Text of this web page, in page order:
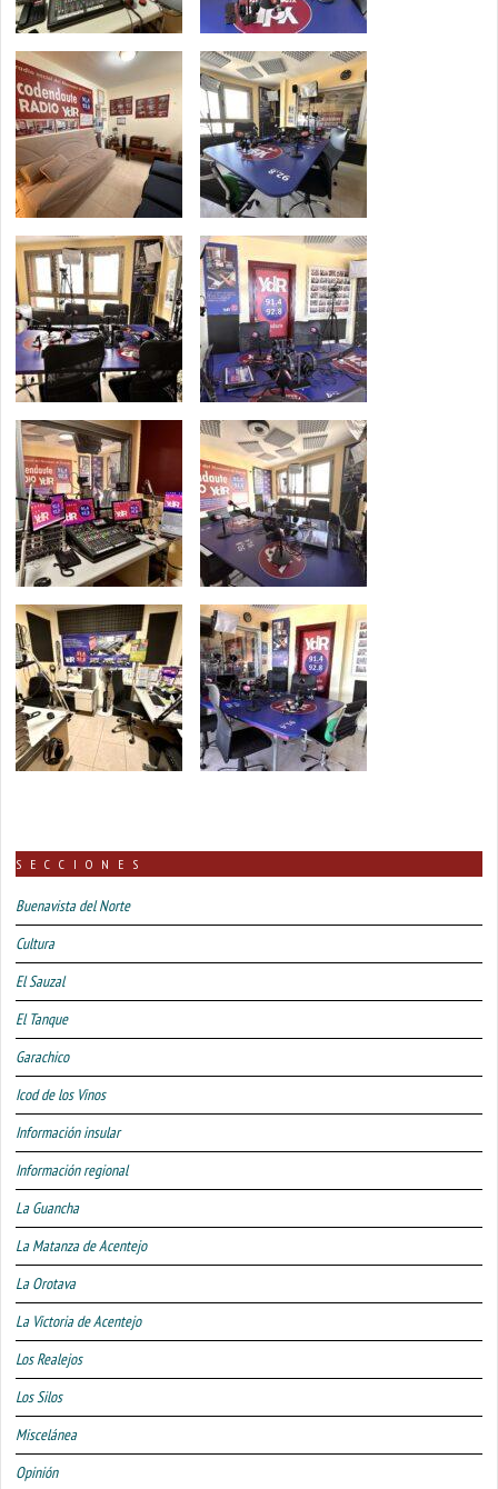
SECCIONES
Buenavista del Norte
Cultura
El Sauzal
El Tanque
Garachico
Icod de los Vinos
Información insular
Información regional
La Guancha
La Matanza de Acentejo
La Orotava
La Victoria de Acentejo
Los Realejos
Los Silos
Miscelánea
Opinión